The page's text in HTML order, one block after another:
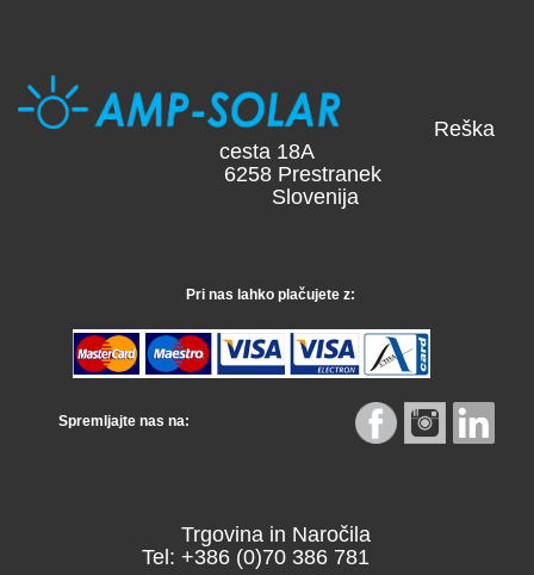
Reška
cesta 18A
6258 Prestranek
Slovenija
Pri nas lahko plačujete z:
Spremljajte nas na:
Trgovina in Naročila
Tel: +386 (0)70 386 781